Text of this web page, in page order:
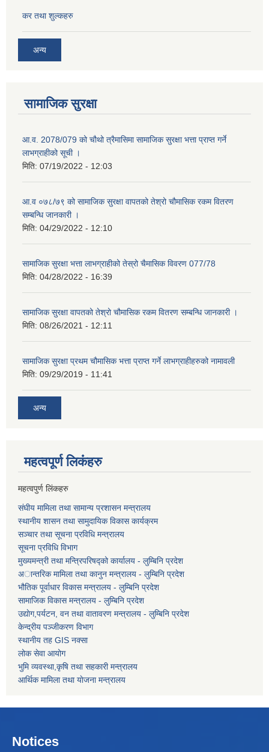
कर तथा शुल्कहरु
अन्य
सामाजिक सुरक्षा
आ.व. 2078/079 को चौथो त्रैमासिमा सामाजिक सुरक्षा भत्ता प्राप्त गर्ने
लाभग्राहीको सूची ।
मिति: 07/19/2022 - 12:03
आ.व ०७८/७९ को सामाजिक सुरक्षा वापतको तेश्रो चौमासिक रकम वितरण
सम्बन्धि जानकारी ।
मिति: 04/29/2022 - 12:10
सामाजिक सुरक्षा भत्ता लाभग्राहीको तेस्रो चैमासिक विवरण 077/78
मिति: 04/28/2022 - 16:39
सामाजिक सुरक्षा वापतको तेश्रो चौमासिक रकम वितरण सम्बन्धि जानकारी ।
मिति: 08/26/2021 - 12:11
सामाजिक सुरक्षा प्रथम चौमासिक भत्ता प्राप्त गर्ने लाभग्राहीहरुको नामावली
मिति: 09/29/2019 - 11:41
अन्य
महत्वपूर्ण लि‌कंंहरु
महत्वपुर्ण लिंकहरु
संघीय मामिला तथा सामान्य प्रशासन मन्त्रालय
स्थानीय शासन तथा सामुदायिक विकास कार्यक्रम
सञ्चार तथा सूचना प्रविधि मन्त्रालय
सूचना प्रविधि विभाग
मुख्यमन्त्री तथा मन्त्रिपरिषद्को कार्यालय - लुम्बिनि प्रदेश
अान्तरिक मामिला तथा कानुन मन्त्रालय - लुम्बिनि प्रदेश
भौतिक पूर्वाधार विकास मन्त्रालय - लुम्बिनि प्रदेश
सामाजिक विकास मन्त्रालय - लुम्बिनि प्रदेश
उद्याेग,पर्यटन, वन तथा वातावरण मन्त्रालय - लुम्बिनि प्रदेश
केन्द्रीय पञ्जीकरण विभाग
स्थानीय तह GIS नक्सा
लोक सेवा आयोग
भुमि व्यवस्था,कृषि तथा सहकारी मन्त्रालय
आर्थिक मामिला तथा याेजना मन्त्रालय
Notices